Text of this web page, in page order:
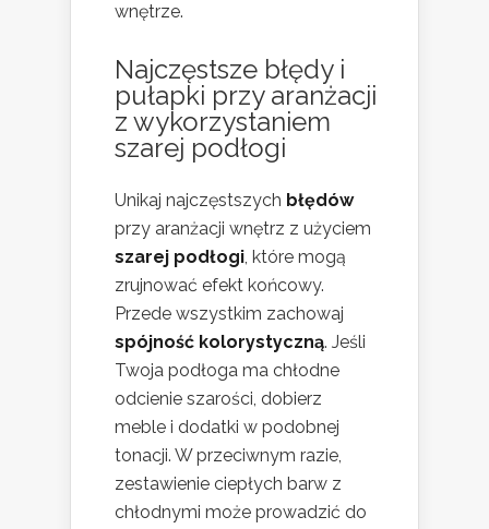
wnętrze.
Najczęstsze błędy i
pułapki przy aranżacji
z wykorzystaniem
szarej podłogi
Unikaj najczęstszych błędów
przy aranżacji wnętrz z użyciem
szarej podłogi, które mogą
zrujnować efekt końcowy.
Przede wszystkim zachowaj
spójność kolorystyczną. Jeśli
Twoja podłoga ma chłodne
odcienie szarości, dobierz
meble i dodatki w podobnej
tonacji. W przeciwnym razie,
zestawienie ciepłych barw z
chłodnymi może prowadzić do